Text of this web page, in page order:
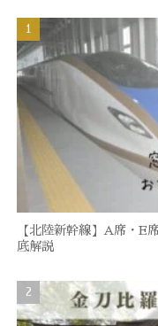
【北陸新幹線】A席・E
底解説